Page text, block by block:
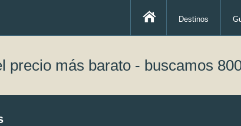
Destinos
precio más barato - buscamos